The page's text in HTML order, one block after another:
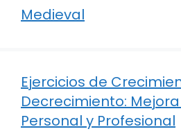
Medieval
Ejercicios de
Decrecimiento:
Personal y Profesional